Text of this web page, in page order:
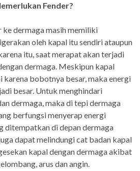
Fender?
ke dermaga masih memiliki
oleh kapal itu sendiri ataupun
itu, saat merapat akan terjadi
dermaga. Meskipun kapal
bobotnya besar, maka energi
besar. Untuk menghindari
dermaga, maka di tepi dermaga
berfungsi menyerap energi
ditempatkan di depan dermaga
dapat melindungi cat badan kapal
kapal dengan dermaga akibat
arus dan angin.